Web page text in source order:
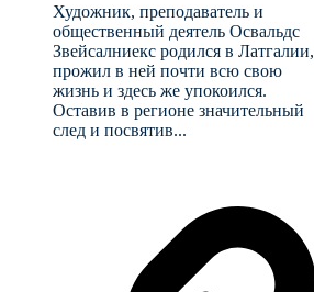
Художник, преподаватель и
общественный деятель Освальдс
Звейсалниекс родился в Латгалии,
прожил в ней почти всю свою
жизнь и здесь же упокоился.
Оставив в регионе значительный
след и посвятив...